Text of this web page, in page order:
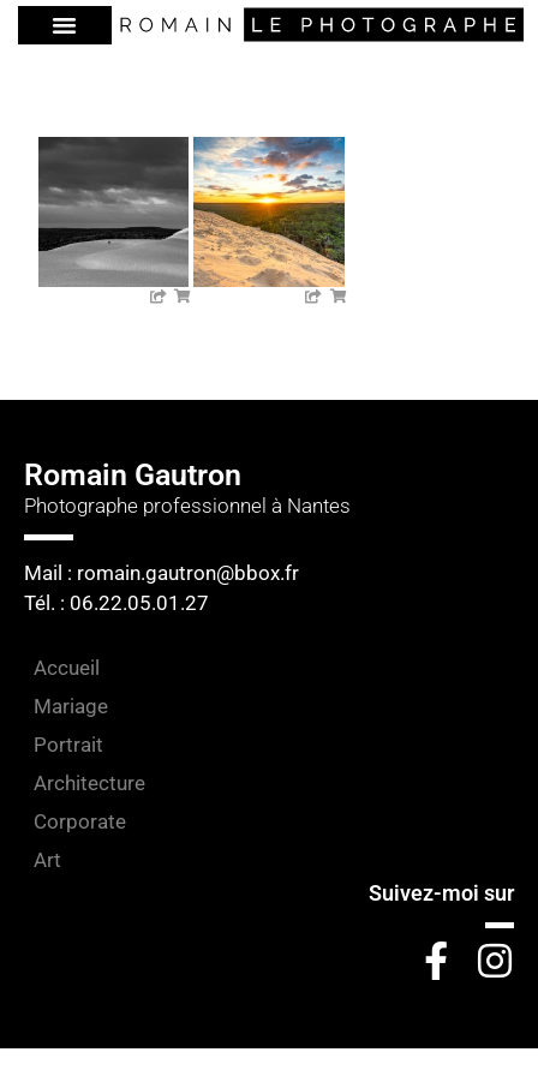
Romain Gautron
Photographe professionnel à Nantes
Mail : romain.gautron@bbox.fr
Tél. : 06.22.05.01.27​
Accueil
Mariage
Portrait
Architecture
Corporate
Art
Suivez-moi sur